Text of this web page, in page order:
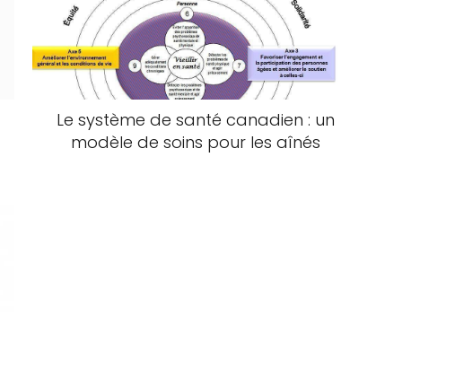
Le système de santé canadien : un
modèle de soins pour les aînés